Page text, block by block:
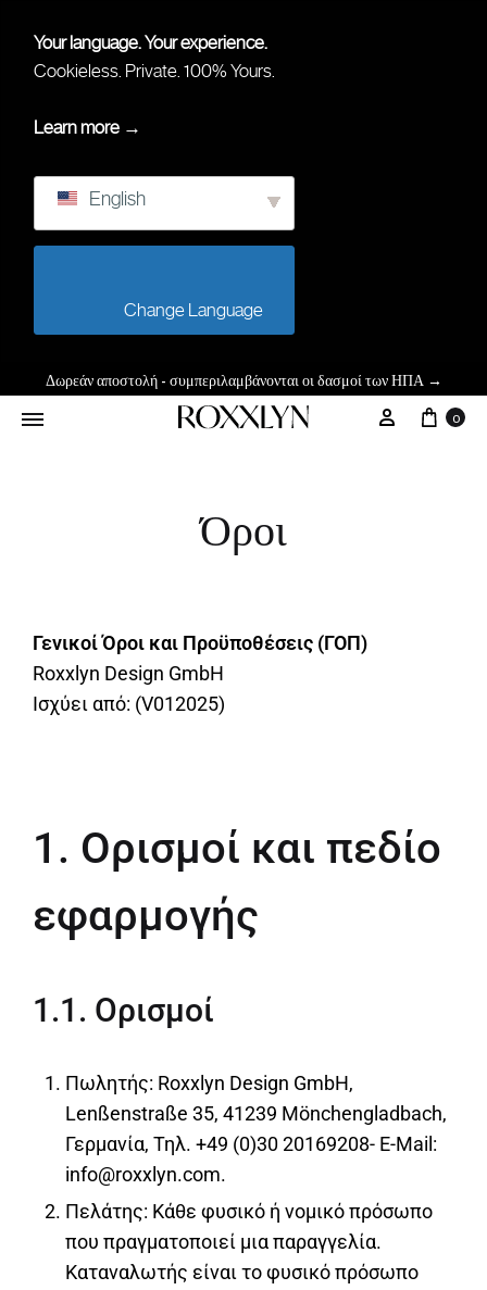
Your language. Your experience.
Cookieless. Private. 100% Yours.
Learn more →
English
Δωρεάν αποστολή - συμπεριλαμβάνονται οι δασμοί των ΗΠΑ →
0
Όροι
Γενικοί Όροι και Προϋποθέσεις (ΓΟΠ)
Roxxlyn Design GmbH
Ισχύει από: (V012025)
1. Ορισμοί και πεδίο
εφαρμογής
1.1. Ορισμοί
Πωλητής: Roxxlyn Design GmbH,
Lenßenstraße 35, 41239 Mönchengladbach,
Γερμανία, Τηλ. +49 (0)30 20169208- E-Mail:
info@roxxlyn.com.
Πελάτης: Κάθε φυσικό ή νομικό πρόσωπο
που πραγματοποιεί μια παραγγελία.
Καταναλωτής είναι το φυσικό πρόσωπο